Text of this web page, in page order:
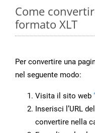
Come
formato XLT
Per convertire una
nel seguente modo:
Visita il sito web
Inserisci l’URL
convertire nella